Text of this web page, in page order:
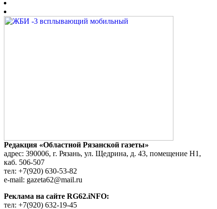
Редакция «Областной Рязанской газеты»
адрес: 390006, г. Рязань, ул. Щедрина, д. 43, помещение Н1,
каб. 506-507
тел: +7(920) 630-53-82
e-mail: gazeta62@mail.ru
Реклама на сайте RG62.iNFO:
тел: +7(920) 632-19-45